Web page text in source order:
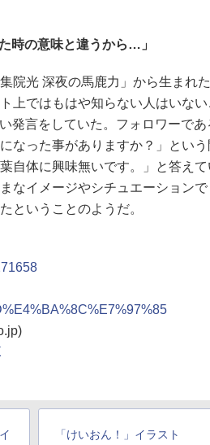
時の意味と違うから…」
院光 深夜の馬鹿力」から生まれ
上ではもはや知らない人はいな
発言をしていた。フォロワーで
なった事がありますか？」とい
自体に興味無いです。」と答え
なイメージやシチュエーション
ということのようだ。
「けいおん！」イラスト